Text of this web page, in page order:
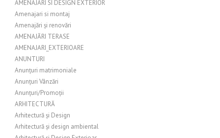
AMENAJARI SI DESIGN EXTERIOR
Amenajari si montaj
Amenajări și renovări
AMENAJĂRI TERASE
AMENAJARI_EXTERIOARE
ANUNTURI
Anunțuri matrimoniale
Anunțuri Vânzări
Anunțuri/Promoții
ARHITECTURĂ
Arhitectură și Design
Arhitectură și design ambiental